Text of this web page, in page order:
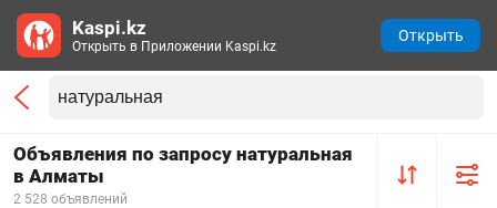
Объявления по запросу натуральная
в Алматы
2 528 объявлений
Kaspi.kz
Открыть в Приложении Kaspi.kz
Открыть